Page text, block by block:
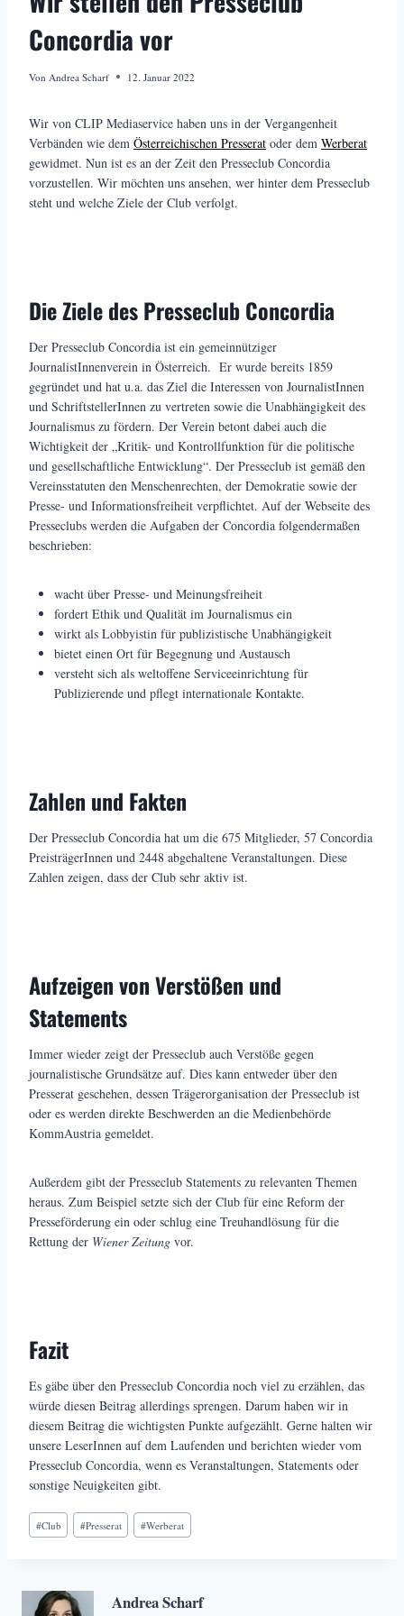
Concordia vor
Von Andrea Scharf 12. Januar 2022
Wir von CLIP Mediaservice haben uns in der Vergangenheit
Verbänden wie dem Österreichischen Presserat oder dem Werberat
gewidmet. Nun ist es an der Zeit den Presseclub Concordia
vorzustellen. Wir möchten uns ansehen, wer hinter dem Presseclub
steht und welche Ziele der Club verfolgt.
Die Ziele des Presseclub Concordia
Der Presseclub Concordia ist ein gemeinnütziger
JournalistInnenverein in Österreich. Er wurde bereits 1859
gegründet und hat u.a. das Ziel die Interessen von JournalistInnen
und SchriftstellerInnen zu vertreten sowie die Unabhängigkeit des
Journalismus zu fördern. Der Verein betont dabei auch die
Wichtigkeit der „Kritik- und Kontrollfunktion für die politische
und gesellschaftliche Entwicklung“. Der Presseclub ist gemäß den
Vereinsstatuten den Menschenrechten, der Demokratie sowie der
Presse- und Informationsfreiheit verpflichtet. Auf der Webseite des
Presseclubs werden die Aufgaben der Concordia folgendermaßen
beschrieben:
wacht über Presse- und Meinungsfreiheit
fordert Ethik und Qualität im Journalismus ein
wirkt als Lobbyistin für publizistische Unabhängigkeit
bietet einen Ort für Begegnung und Austausch
versteht sich als weltoffene Serviceeinrichtung für
Publizierende und pflegt internationale Kontakte.
Zahlen und Fakten
Der Presseclub Concordia hat um die 675 Mitglieder, 57 Concordia
PreisträgerInnen und 2448 abgehaltene Veranstaltungen. Diese
Zahlen zeigen, dass der Club sehr aktiv ist.
Aufzeigen von Verstößen und
Statements
Immer wieder zeigt der Presseclub auch Verstöße gegen
journalistische Grundsätze auf. Dies kann entweder über den
Presserat geschehen, dessen Trägerorganisation der Presseclub ist
oder es werden direkte Beschwerden an die Medienbehörde
KommAustria gemeldet.
Außerdem gibt der Presseclub Statements zu relevanten Themen
heraus. Zum Beispiel setzte sich der Club für eine Reform der
Presseförderung ein oder schlug eine Treuhandlösung für die
Rettung der Wiener Zeitung vor.
Fazit
Es gäbe über den Presseclub Concordia noch viel zu erzählen, das
würde diesen Beitrag allerdings sprengen. Darum haben wir in
diesem Beitrag die wichtigsten Punkte aufgezählt. Gerne halten wir
unsere LeserInnen auf dem Laufenden und berichten wieder vom
Presseclub Concordia, wenn es Veranstaltungen, Statements oder
sonstige Neuigkeiten gibt.
Schlagworte:
#Club #Presserat #Werberat
Andrea Scharf